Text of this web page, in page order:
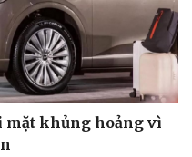
mặt khủng hoảng vì